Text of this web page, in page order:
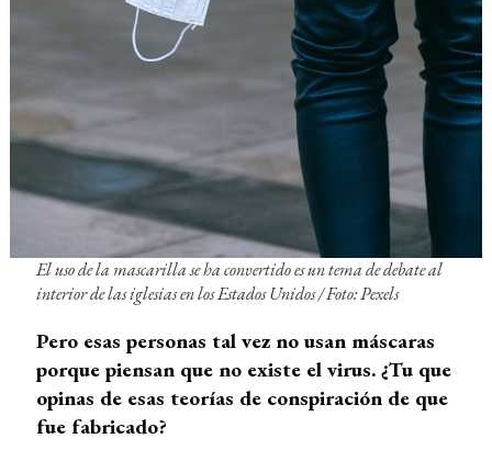
El uso de la mascarilla se ha convertido es un tema de debate al
interior de las iglesias en los Estados Unidos/ Foto: Pexels
Pero esas personas tal vez no usan máscaras
porque piensan que no existe el virus. ¿Tu que
opinas de esas teorías de conspiración de que
fue fabricado?